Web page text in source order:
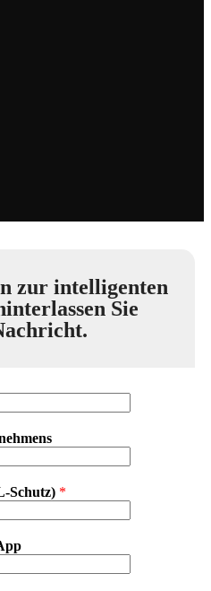
zur intelligenten
Sie
Schutz) *